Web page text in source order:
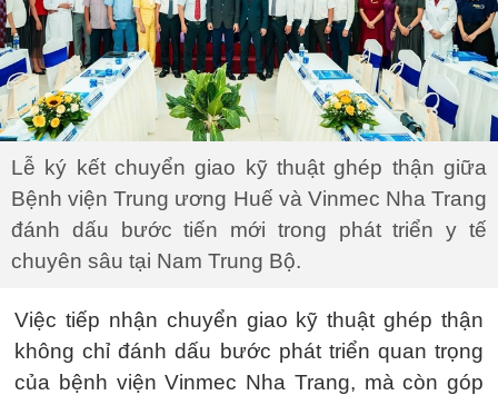
Lễ ký kết chuyển giao kỹ thuật ghép thận giữa
Bệnh viện Trung ương Huế và Vinmec Nha Trang
đánh dấu bước tiến mới trong phát triển y tế
chuyên sâu tại Nam Trung Bộ.
Việc tiếp nhận chuyển giao kỹ thuật ghép thận
không chỉ đánh dấu bước phát triển quan trọng
của bệnh viện Vinmec Nha Trang, mà còn góp